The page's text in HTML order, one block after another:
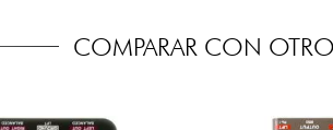
COMPARAR CON